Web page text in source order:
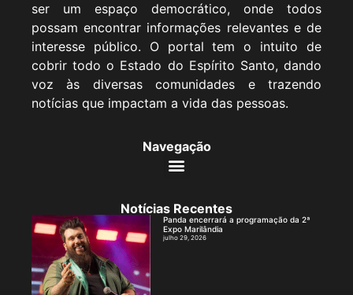
ser um espaço democrático, onde todos
possam encontrar informações relevantes e de
interesse público. O portal tem o intuito de
cobrir todo o Estado do Espírito Santo, dando
voz às diversas comunidades e trazendo
notícias que impactam a vida das pessoas.
Navegação
Notícias Recentes
Panda encerrará a programação da 2ª
Expo Marilândia
julho 29, 2026